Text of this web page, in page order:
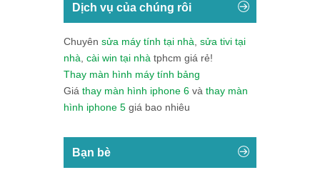
Dịch vụ của chúng rôi
Chuyên sửa máy tính tại nhà sửa tivi tại
nhà cài win tại nhà tphcm giá rẻ!
Thay màn hình máy tính bảng
Giá thay màn hình iphone 6 và thay màn
hình iphone 5 giá bao nhiêu
Bạn bè